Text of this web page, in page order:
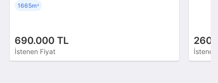
690.000 TL
İstenen Fiyat
1665m²